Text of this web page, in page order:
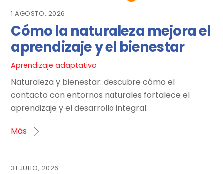
1 AGOSTO, 2026
Cómo la naturaleza mejora el
aprendizaje y el bienestar
Aprendizaje adaptativo
Naturaleza y bienestar: descubre cómo el
contacto con entornos naturales fortalece el
aprendizaje y el desarrollo integral.
Más
31 JULIO, 2026